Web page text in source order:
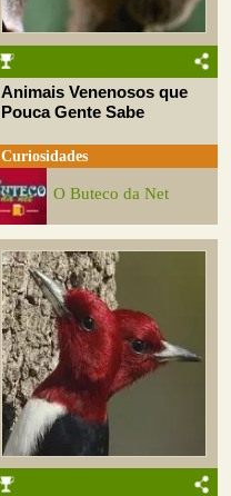
Animais Venenosos que
Pouca Gente Sabe
Curiosidades
O Buteco da Net